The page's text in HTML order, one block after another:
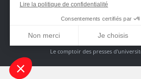
Le comptoir des presses